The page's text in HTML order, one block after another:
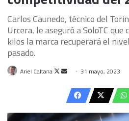
Carlos Caunedo, técnico del
Urcera, le aseguró a SoloTC que
kilos la marca recuperará el
pasado.
Ariel Caltana
Follow
Send
email
31 mayo, 2023